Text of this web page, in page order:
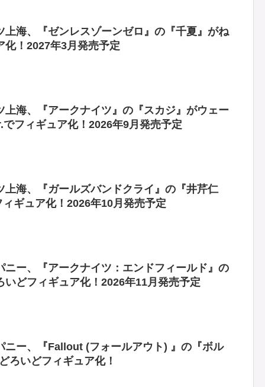
上海、『ゼンレスゾーンゼロ』の『千夏』がね
化！2027年3月発売予定
上海、『アークナイツ』の『スカジ』がウェー
フィギュア化！2026年9月発売予定
上海、『ガールズバンドクライ』の『井芹仁
ギュア化！2026年10月発売予定
ニー、『アークナイツ：エンドフィールド』の
いどフィギュア化！2026年11月発売予定
ニー、『Fallout (フォールアウト) 』の『ボル
ろいどフィギュア化！